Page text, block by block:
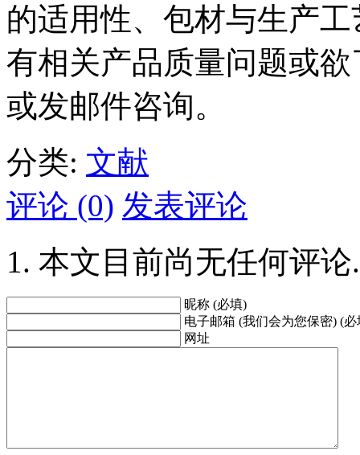
的适用性、包材与生产
有相关产品质量问题或
或发邮件咨询。
分类: 文献
评论 (0) 发表评论
本文目前尚无任何评论.
昵称 (必填)
电子邮箱 (我们会为您保密) (必
网址